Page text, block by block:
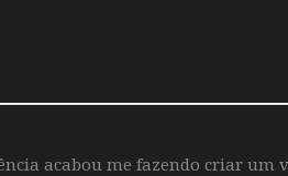
acabou me fazendo criar um